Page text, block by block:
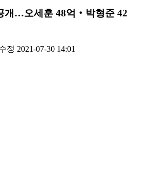
개…오세훈 48억‧박형준 42
정 2021-07-30 14:01